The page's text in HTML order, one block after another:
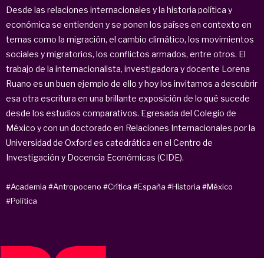
Desde las relaciones internacionales y la historia política y
económica se entienden y se ponen los países en contexto en
temas como la migración, el cambio climático, los movimientos
sociales y migratorios, los conflictos armados, entre otros. El
trabajo de la internacionalista, investigadora y docente Lorena
Ruano es un buen ejemplo de ello y hoy los invitamos a descubrir
esa otra escritura en una brillante exposición de lo qué sucede
desde los estudios comparativos. Egresada del Colegio de
México y con un doctorado en Relaciones Internacionales por la
Universidad de Oxford es catedrática en el Centro de
Investigación y Docencia Económicas (CIDE).
#Academia #Antropoceno #Crítica #España #Historia #México
#Política